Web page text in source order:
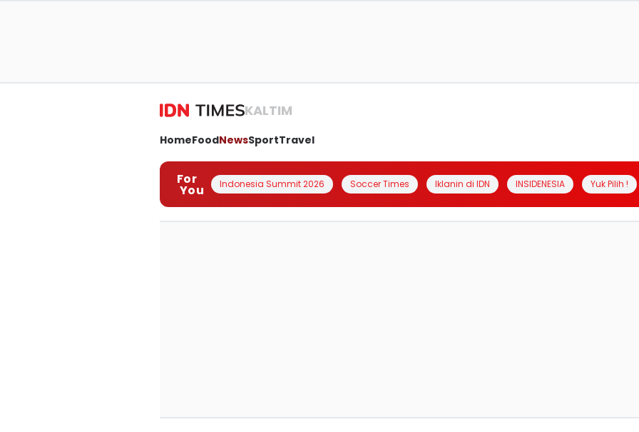
KALTIM
HomeFoodNewsSportTravel
For
You Indonesia Summit 2026 Soccer Times Iklanin di IDN INSIDENESIA Yuk Pilih !